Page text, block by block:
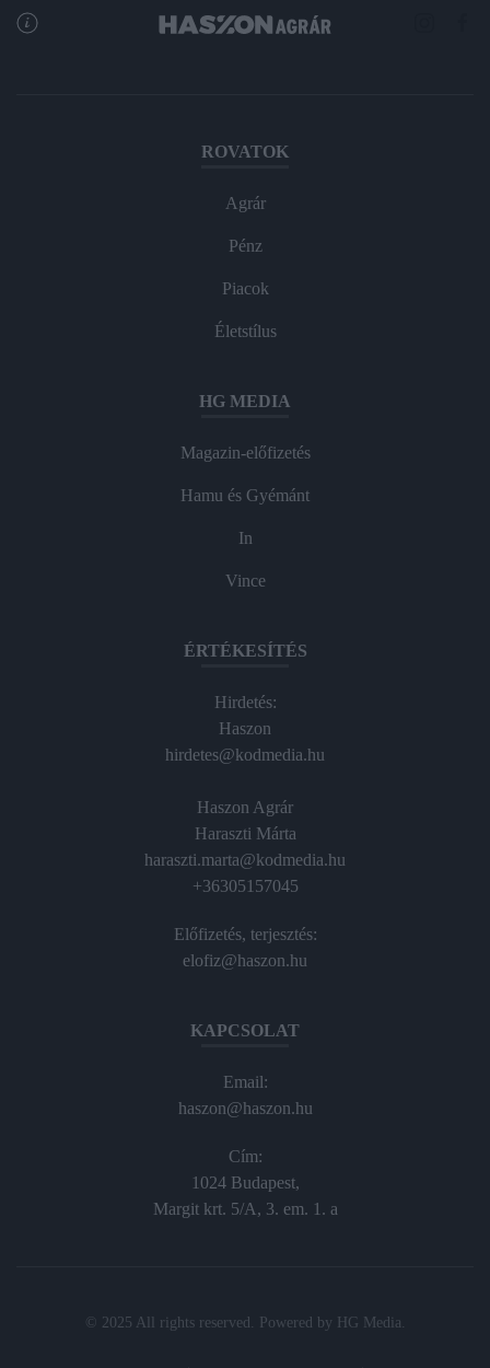
ROVATOK
Agrár
Pénz
Piacok
Életstílus
HG MEDIA
Magazin-előfizetés
Hamu és Gyémánt
In
Vince
ÉRTÉKESÍTÉS
Hirdetés:
Haszon
hirdetes@kodmedia.hu
Haszon Agrár
Haraszti Márta
haraszti.marta@kodmedia.hu
+36305157045
Előfizetés, terjesztés:
elofiz@haszon.hu
KAPCSOLAT
Email:
haszon@haszon.hu
Cím:
1024 Budapest,
Margit krt. 5/A, 3. em. 1. a
© 2025 All rights reserved. Powered by HG Media.